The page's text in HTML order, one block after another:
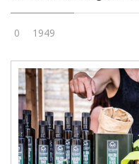
0 1949